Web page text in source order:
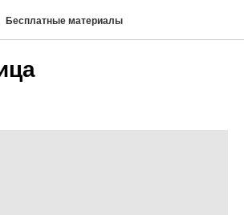
Бесплатные материалы